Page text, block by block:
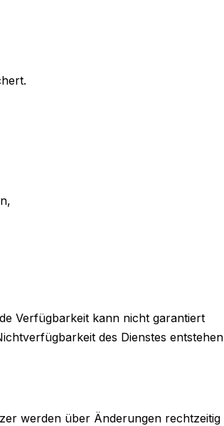
Verfügbarkeit kann nicht garantiert
des Dienstes
werden über Änderungen rechtzeitig